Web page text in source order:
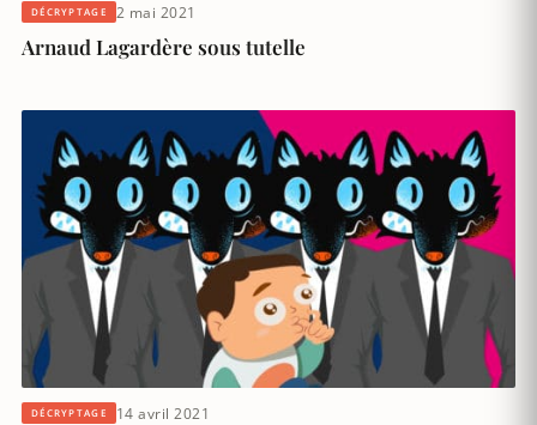
DÉCRYPTAGE 2 mai 2021
Arnaud Lagardère sous tutelle
DÉCRYPTAGE 14 avril 2021